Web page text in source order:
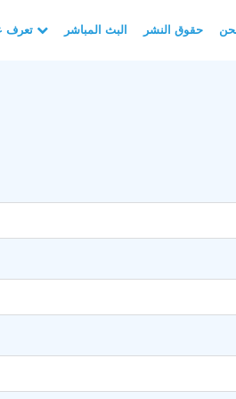
البث المباشر حقوق النشر